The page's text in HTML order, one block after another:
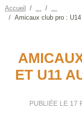
Accueil
Amicaux club pro :
ET U11
PUBLIÉE LE 17